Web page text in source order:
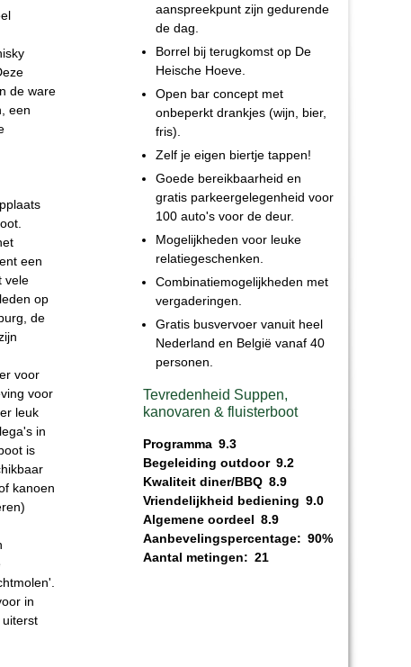
de ware
een
een
vele
op
de
voor
voor
leuk
in
is
kanoen
in
uiterst
aanspreekpunt zijn gedurende
de dag.
Borrel bij terugkomst op De
Heische Hoeve.
Open bar concept met
onbeperkt drankjes (wijn, bier,
fris).
Zelf je eigen biertje tappen!
Goede bereikbaarheid en
gratis parkeergelegenheid voor
100 auto's voor de deur.
Mogelijkheden voor leuke
relatiegeschenken.
Combinatiemogelijkheden met
vergaderingen.
Gratis busvervoer vanuit heel
Nederland en België vanaf 40
personen.
Tevredenheid Suppen,
kanovaren & fluisterboot
Programma 9.3
Begeleiding outdoor 9.2
Kwaliteit diner/BBQ 8.9
Vriendelijkheid bediening 9.0
Algemene oordeel 8.9
Aanbevelingspercentage: 90%
Aantal metingen: 21